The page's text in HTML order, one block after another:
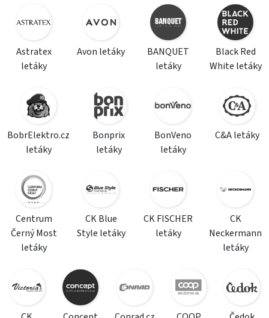
Astratex
letáky
Avon letáky
BANQUET
letáky
Black Red
White letáky
BobrElektro.cz
letáky
Bonprix
letáky
BonVeno
letáky
C&A letáky
Centrum
Černý Most
letáky
CK Blue
Style letáky
CK FISCHER
letáky
CK
Neckermann
letáky